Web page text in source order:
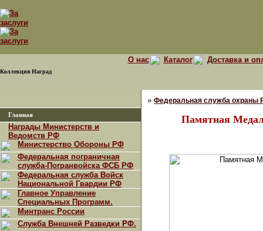
Коллекция Наград
О нас Каталог Доставка и
Главная
Награды Министерств и
Ведомств РФ
Министерство Обороны РФ
Федеральная пограничная
служба-Погранвойска ФСБ РФ
Федеральная служба Войск
Национальной Гвардии РФ
Главное Управление
Специальных Программ.
Минтранс России
Служба Внешней Разведки РФ.
» Федеральная служба охраны
Памятная